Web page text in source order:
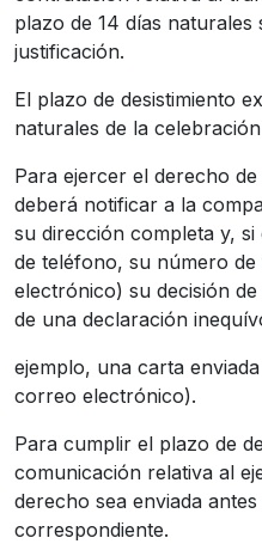
plazo de 14 días naturales
justificación.
El plazo de desistimiento
naturales de la
Para ejercer el derecho
deberá notificar a la
su dirección completa y,
de teléfono, su número
electrónico) su decisión
de una declaración
ejemplo, una carta
correo electrónico).
Para cumplir el plazo de
comunicación relativa al
derecho sea enviada
correspondiente.